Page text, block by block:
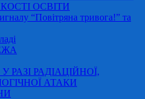
ОСВІТИ
“Повітряна тривога!” та
РАЗІ РАДІАЦІЙНОЇ,
АТАКИ